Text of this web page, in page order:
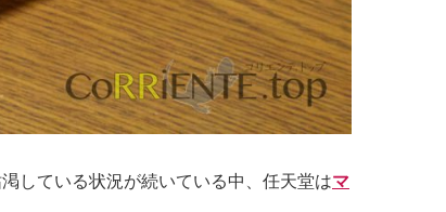
している状況が続いている中、任天堂はマ